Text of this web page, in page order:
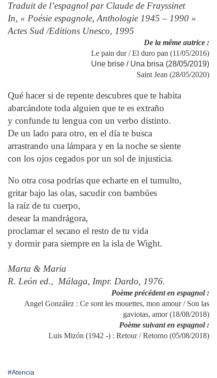
Traduit de l’espagnol par Claude de Frayssinet
In, « Poésie espagnole, Anthologie 1945 – 1990 »
Actes Sud /Editions Unesco, 1995
De la même autrice :
Le pain dur / El duro pan (11/05/2016)
Une brise / Una brisa (28/05/2019)
Saint Jean (28/05/2020)
Qué hacer si de repente descubres que te habita
abarcándote toda alguien que te es extraño
y confunde tu lengua con un verbo distinto.
De un lado para otro, en el día te busca
arrastrando una lámpara y en la noche se siente
con los ojos cegados por un sol de injusticia.
No otra cosa podrías que echarte en el tumulto,
gritar bajo las olas, sacudir con bambúes
la raíz de tu cuerpo,
desear la mandrágora,
proclamar el secano el resto de tu vida
y dormir para siempre en la isla de Wight.
Marta & Maria
R. León ed., Málaga, Impr. Dardo, 1976.
Poème précédent en espagnol :
Angel González : Ce sont les mouettes, mon amour / Son las
gaviotas, amor (18/08/2018)
Poème suivant en espagnol :
Luis Mizón (1942 -) : Retour / Retorno (05/08/2018)
#Atencia